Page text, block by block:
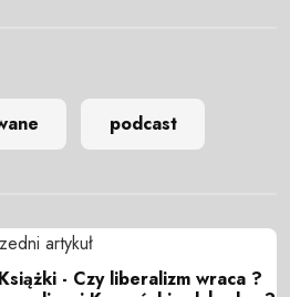
podcast
artykuł
- Czy liberalizm wraca ?